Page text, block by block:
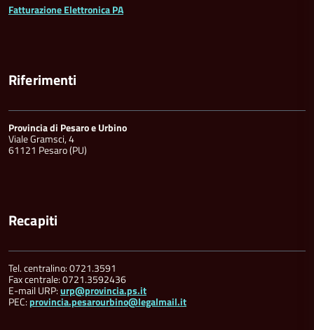
Fatturazione Elettronica PA
Riferimenti
Provincia di Pesaro e Urbino
Viale Gramsci, 4
61121 Pesaro (PU)
Recapiti
Tel. centralino: 0721.3591
Fax centrale: 0721.3592436
E-mail URP:urp@provincia.ps.it
PEC:provincia.pesarourbino@legalmail.it